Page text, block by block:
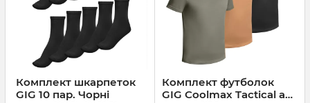
Комплект шкарпеток
GIG 10 пар. Чорні
Комплект футболок
GIG Coolmax Tactical air